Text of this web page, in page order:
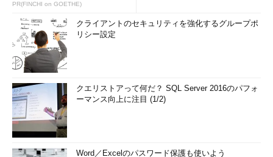
PR(FINCHI on GOETHE)
クライアントのセキュリティを強化するグループポ
リシー設定
クエリストアって何だ？ SQL Server 2016のパフォ
ーマンス向上に注目 (1/2)
Word／Excelのパスワード保護も使いよう